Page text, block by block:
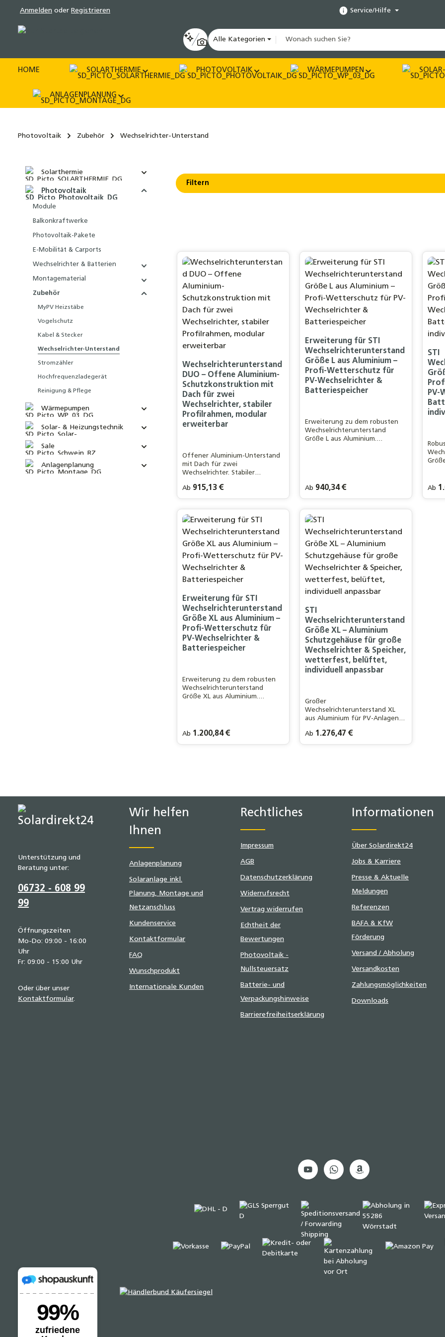
Zur Hauptnavigation springen
Anmelden oder Registrieren Service/Hilfe
Alle Kategorien
HOME SOLARTHERMIE PHOTOVOLTAIK WÄRMEPUMPEN
ANLAGENPLANUNG
Photovoltaik Zubehör Wechselrichter-Unterstand
Solarthermie
Photovoltaik
Module
Balkonkraftwerke
Photovoltaik-Pakete
E-Mobilität & Carports
Wechselrichter & Batterien
Montagematerial
Zubehör
MyPV Heizstäbe
Vogelschutz
Kabel & Stecker
Wechselrichter-Unterstand
Stromzähler
Hochfrequenzladegerät
Reinigung & Pflege
Wärmepumpen
Solar- & Heizungstechnik
Sale
Anlagenplanung
Filtern
Wechselrichterunterstand
DUO – Offene Aluminium-
Schutzkonstruktion mit
Dach für zwei
Wechselrichter, stabiler
Profilrahmen, modular
erweiterbar
Offener Aluminium-Unterstand
mit Dach für zwei
Wechselrichter. Stabiler
Belüftung und modular
erweiterbar – ideal für große
Regulärer Preis:
Ab 915,13 €
Erweiterung für STI
Wechselrichterunterstand
Größe L aus Aluminium –
Profi-Wetterschutz für
PV-Wechselrichter &
Batteriespeicher
Erweiterung zu dem robusten
Wechselrichterunterstand
Größe L aus Aluminium.
Regulärer Preis:
Ab 940,34 €
STI
PV-
Ab3er-
Erweiterung für STI
Wechselrichterunterstand
Größe XL aus Aluminium –
Profi-Wetterschutz für
PV-Wechselrichter &
Batteriespeicher
Erweiterung zu dem robusten
Wechselrichterunterstand
Größe XL aus Aluminium.
Zubehör – ideal für PV-Anlagen
& Speicher.
Regulärer Preis:
Ab 1.200,84 €
STI
Wechselrichterunterstand
Größe XL – Aluminium
Schutzgehäuse für große
Wechselrichter & Speicher,
wetterfest, belüftet,
individuell anpassbar
Großer
Wechselrichterunterstand XL
aus Aluminium für PV-Anlagen &
belüftet, individuell anpassbar.
Ideal für leistungsstarke
Regulärer Preis:
Ab 1.276,47 €
4er-Set Schlösser:
Mit Schlössern
Unterstützung und
Beratung unter:
06732 - 608 99
99
Öffnungszeiten
Mo-Do: 09:00 - 16:00
Uhr
Fr: 09:00 - 15:00 Uhr
Oder über unser
Kontaktformular.
Wir helfen
Ihnen
Anlagenplanung
Solaranlage inkl.
Planung, Montage und
Netzanschluss
Kundenservice
Kontaktformular
FAQ
Wunschprodukt
Internationale Kunden
Rechtliches
Impressum
AGB
Datenschutzerklärung
Widerrufsrecht
Vertrag widerrufen
Echtheit der
Bewertungen
Photovoltaik -
Nullsteuersatz
Batterie- und
Verpackungshinweise
Barrierefreiheitserklärung
Informationen
Über Solardirekt24
Jobs & Karriere
Presse & Aktuelle
Meldungen
Referenzen
BAFA & KfW
Förderung
Versand / Abholung
Versandkosten
Zahlungsmöglichkeiten
Downloads